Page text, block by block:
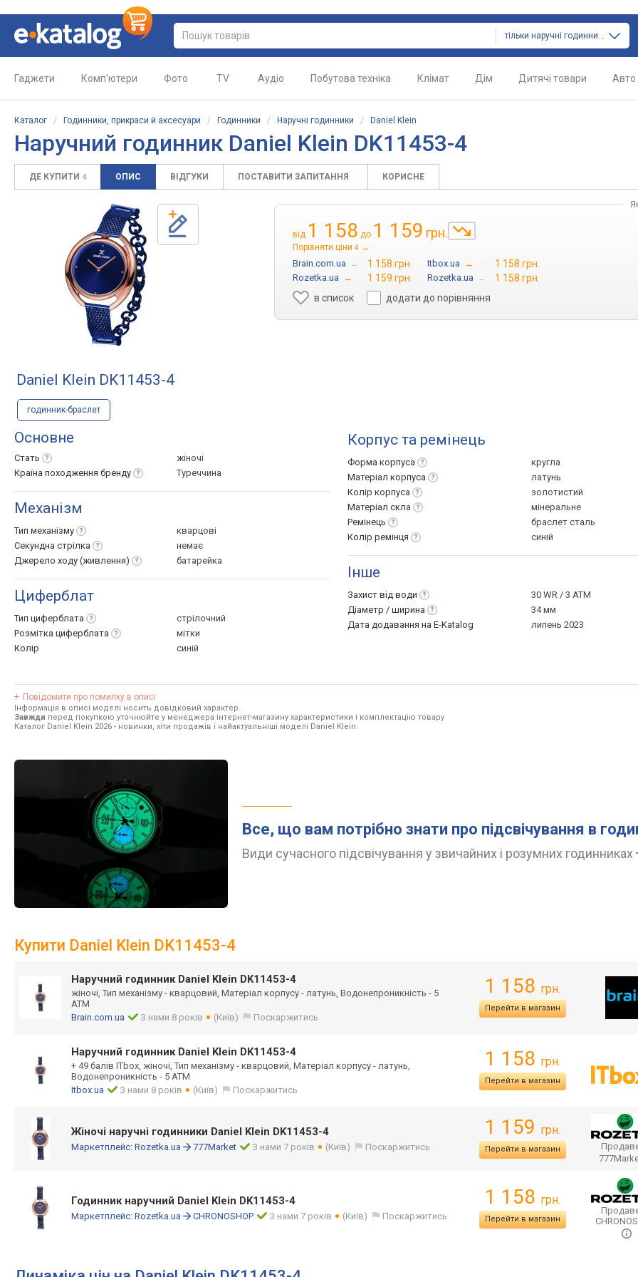
тільки наручні годинники
Гаджети Комп'ютери Фото TV Аудіо Побутова техніка Клімат Дім Дитячі товари Авто
Каталог / Годинники, прикраси й аксесуари / Годинники / Наручні годинники / Daniel Klein
Наручний годинник Daniel Klein DK11453-4
ДЕ КУПИТИ 4 ОПИС ВІДГУКИ ПОСТАВИТИ ЗАПИТАННЯ КОРИСНЕ
від 1 158 до 1 159 грн.
Порівняти ціни 4 →
Brain.com.ua → 1 158 грн. Itbox.ua → 1 158 грн.
Rozetka.ua → 1 159 грн. Rozetka.ua →
1 158 грн.
в список
додати до порівняння
Daniel Klein DK11453-4
годинник-браслет
Основне
Стать
жіночі
Країна походження бренду Туреччина
Механізм
Тип механізму
кварцові
Секундна стрілка
немає
Джерело ходу (живлення) батарейка
Циферблат
Тип циферблата
стрілочний
Розмітка циферблата
мітки
Колір
синій
Корпус та ремінець
Форма корпуса
кругла
Матеріал корпуса
латунь
Колір корпуса
золотистий
Матеріал скла
мінеральне
Ремінець
браслет сталь
Колір ремінця синій
Інше
Захист від води
30 WR / 3 ATM
Діаметр / ширина
34 мм
Дата додавання на E-Katalog
липень 2023
Повідомити про помилку в описі
Інформація в описі моделі носить довідковий характер.
Завжди перед покупкою уточнюйте у менеджера інтернет-магазину характеристики і комплектацію товару
Каталог Daniel Klein 2026 - новинки, хіти продажів і найактуальніші моделі Daniel Klein.
Все, що вам потрібно знати про підсвічування в
Види сучасного підсвічування у звичайних і розумних годинниках
Купити Daniel Klein DK11453-4
Наручний годинник Daniel Klein DK11453-4
жіночі, Тип механізму - кварцовий, Матеріал корпусу - латунь, Водонепроникність - 5
ATM
Brain.com.ua
З нами 8 років (Київ) Поскаржитись
1 158 грн.
Перейти в магазин
Наручний годинник Daniel Klein DK11453-4
+ 49 балів ITbox, жіночі, Тип механізму - кварцовий, Матеріал корпусу - латунь,
Водонепроникність - 5 ATM
Itbox.ua
З нами 8 років (Київ) Поскаржитись
1 158 грн.
Перейти в магазин
Жіночі наручні годинники Daniel Klein DK11453-4
Маркетплейс: Rozetka.ua 777Market З нами 7 років (Київ) Поскаржитись
1 159 грн.
Перейти в магазин
Годинник наручний Daniel Klein DK11453-4
Маркетплейс: Rozetka.ua CHRONOSHOP З нами 7 років (Київ) Поскаржитись
1 158 грн.
Перейти в магазин